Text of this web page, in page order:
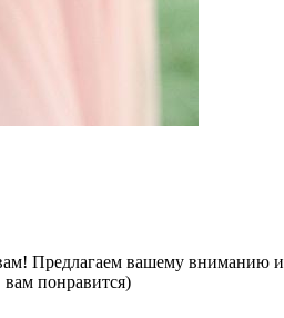
Предлагаем вашему вниманию
вам понравится)